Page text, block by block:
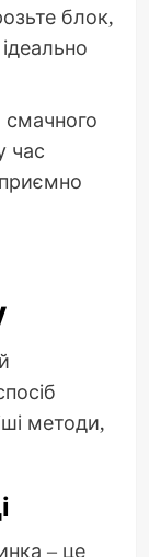
блок,
смачного
час
методи,
– це